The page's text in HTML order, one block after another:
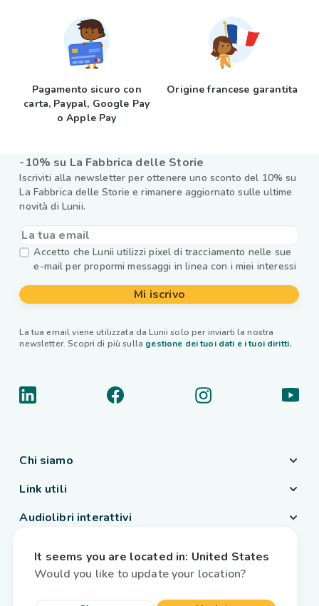
Pagamento sicuro con
carta, Paypal, Google Pay
o Apple Pay
Origine francese garantita
-10% su La Fabbrica delle Storie
Iscriviti alla newsletter per ottenere uno sconto del 10% su
La Fabbrica delle Storie e rimanere aggiornato sulle ultime
novità di Lunii.
Accetto che Lunii utilizzi pixel di tracciamento nelle sue
e-mail per propormi messaggi in linea con i miei interessi
Mi iscrivo
La tua email viene utilizzata da Lunii solo per inviarti la nostra
newsletter. Scopri di più sulla gestione dei tuoi dati e i tuoi diritti.
Chi siamo
Link utili
Audiolibri interattivi
Italia / Italiano
It seems you are located in: United States
Would you like to update your location?